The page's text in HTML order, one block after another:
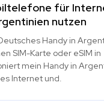
für
nutzen
Handy in
SIM-Karte oder eSIM in
mein Handy in
Internet und.